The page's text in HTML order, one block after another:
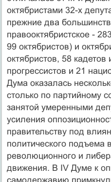
октябристами 32-х
прежние два
правооктябристское -
99 октябристов) и
октябристов, 58
прогрессистов и 21
Дума оказалась
столько по партийному
занятой умеренными
усиления
правительству под
политического подъема
революционного и
движения. В IV Думе к
самодержавию